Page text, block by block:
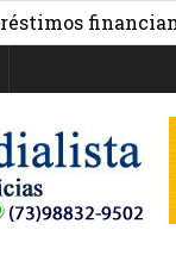
financiam